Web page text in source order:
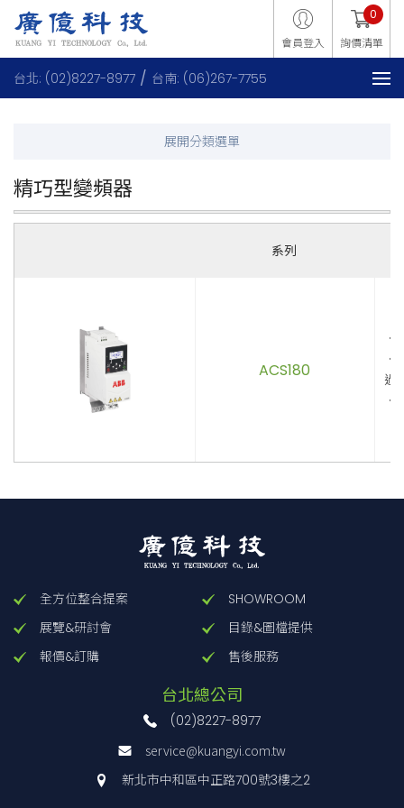
會員登入 詢價清單
0
台北: (02)8227-8977 台南: (06)267-7755
精巧型變頻器
系列
ACS180
過
全方位整合提案
SHOWROOM
展覽&研討會
目錄&圖檔提供
報價&訂購
售後服務
台北總公司
(02)8227-8977
service@kuangyi.com.tw
新北市中和區中正路700號3樓之2